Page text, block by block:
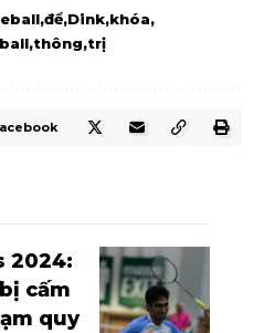
để Dink khóa
thông trị
2024:
cấm
quy